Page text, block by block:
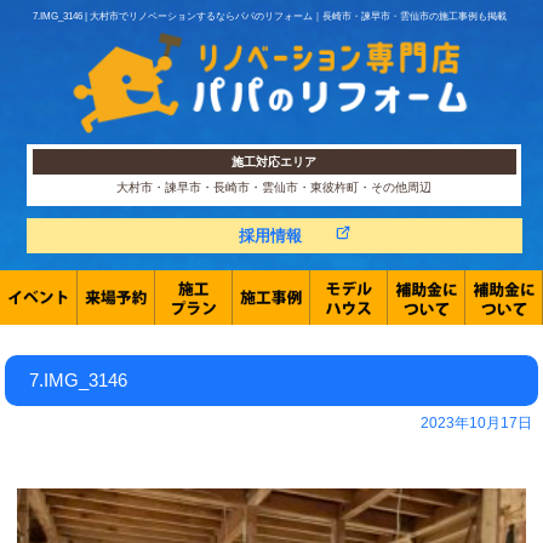
7.IMG_3146 | 大村市でリノベーションするならパパのリフォーム｜長崎市・諫早市・雲仙市の施工事例も掲載
施工対応エリア
大村市・諫早市・長崎市・雲仙市・東彼杵町・その他周辺
採用情報
7.IMG_3146
2023年10月17日